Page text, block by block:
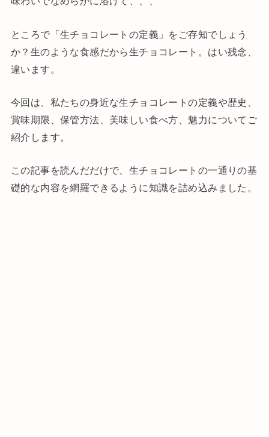
ところで「生チョコレートの定義」をご存知でしょう
か？生のような食感だから生チョコレート。はい残念、
違います。
今回は、私たちの身近な生チョコレートの定義や歴史、
賞味期限、保管方法、美味しい食べ方、魅力についてご
紹介します。
この記事を読んだだけで、生チョコレートの一通りの基
礎的な内容を網羅できるように知識を詰め込みました。